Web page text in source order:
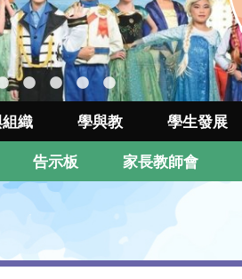
織 學與教 學生發展
告示板 家長教師會